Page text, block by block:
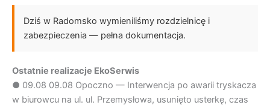
Dziś w Radomsko wymieniliśmy rozdzielnicę i
zabezpieczenia — pełna dokumentacja.
Ostatnie realizacje EkoSerwis
● 09.08 09.08 Opoczno — Interwencja po awarii tryskacza
w biurowcu na ul. ul. Przemysłowa, usunięto usterkę, czas